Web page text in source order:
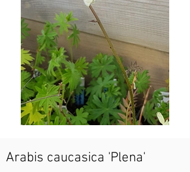
Arabis caucasica 'Plena'